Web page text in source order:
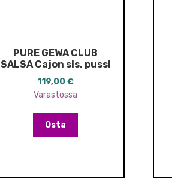
PURE GEWA CLUB
SALSA Cajon sis. pussi
119,00€
Varastossa
Osta